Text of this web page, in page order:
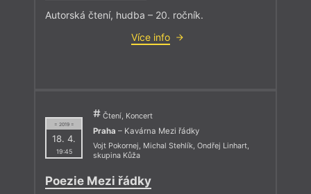
Autorská čtení, hudba – 20. ročník.
Více info
= 2019 =
18. 4.
19:45
Čtení, Koncert
Praha – Kavárna Mezi řádky
Vojt Pokornej, Michal Stehlík, Ondřej Linhart,
skupina Kůža
Poezie Mezi řádky